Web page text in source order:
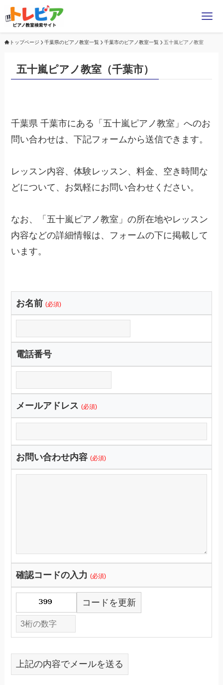
トップページ 千葉県のピアノ教室一覧 千葉市のピアノ教室一覧 五十嵐ピアノ教室
五十嵐ピアノ教室（千葉市）
千葉県 千葉市にある「五十嵐ピアノ教室」へのお
問い合わせは、下記フォームから送信できます。
レッスン内容、体験レッスン、料金、空き時間な
どについて、お気軽にお問い合わせください。
なお、「五十嵐ピアノ教室」の所在地やレッスン
内容などの詳細情報は、フォームの下に掲載して
います。
お名前 (必須)
電話番号
メールアドレス (必須)
お問い合わせ内容 (必須)
確認コードの入力(必須)
コードを更新
上記の内容でメールを送る